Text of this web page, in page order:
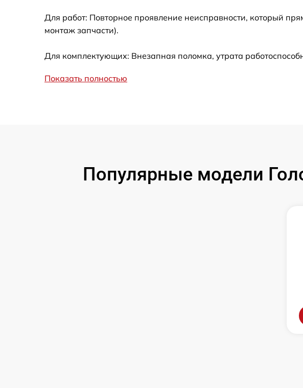
Для работ: Повторное проявление неисправности, который
монтаж запчасти).
Для комплектующих: Внезапная поломка, утрата
Показать полностью
Популярные модели